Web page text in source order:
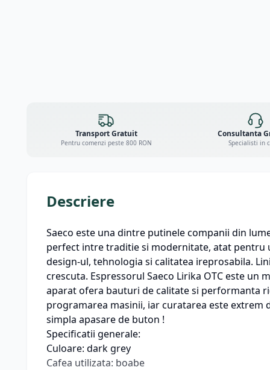
Transport Gratuit
Pentru comenzi peste 800 RON
Consultanta
Specialisti in
Descriere
Saeco este una dintre putinele companii din
perfect intre traditie si modernitate, atat pentru
design-ul, tehnologia si calitatea ireprosabila.
crescuta. Espressorul Saeco Lirika OTC este
aparat ofera bauturi de calitate si performanta
programarea masinii, iar curatarea este extrem
simpla apasare de buton !
Specificatii generale:
Culoare: dark grey
Cafea utilizata: boabe